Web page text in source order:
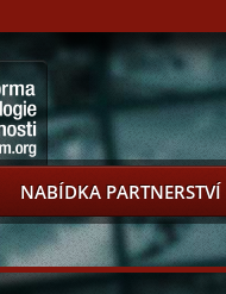
NABÍDKA PARTNERSTVÍ